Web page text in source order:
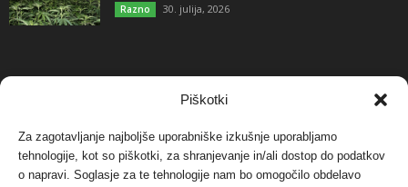
Piškotki
Za zagotavljanje najboljše uporabniške izkušnje uporabljamo
tehnologije, kot so piškotki, za shranjevanje in/ali dostop do podatkov
o napravi. Soglasje za te tehnologije nam bo omogočilo obdelavo
Razno 30. julija, 2026
NAJBOLJ KOMENTIRANO
Protest proti vetrnim elektrarnam na Ojstrici, v
svetu pa vedno bolj...
Dogodki 12. maja, 2017